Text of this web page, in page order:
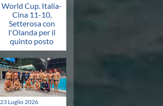
World Cup. Italia-
Cina 11-10,
Setterosa con
l'Olanda per il
quinto posto
23 Luglio 2026